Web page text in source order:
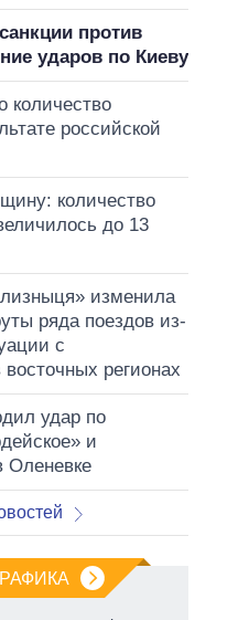
против
ударов по Киеву
количество
российской
количество
до 13
изменила
ряда поездов из-
с
регионах
удар по
и
Оленевке